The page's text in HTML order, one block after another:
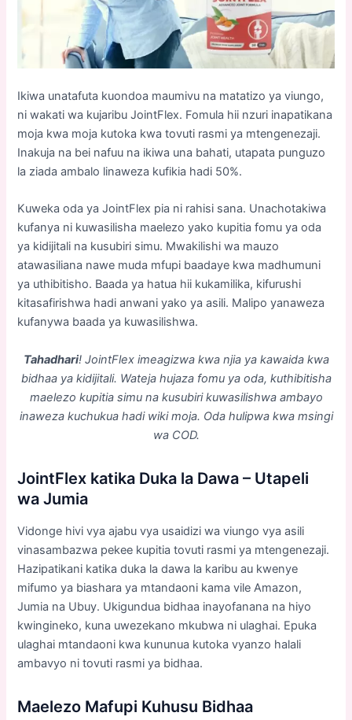
Ikiwa unatafuta kuondoa maumivu na matatizo ya viungo,
ni wakati wa kujaribu JointFlex. Fomula hii nzuri inapatikana
moja kwa moja kutoka kwa tovuti rasmi ya mtengenezaji.
Inakuja na bei nafuu na ikiwa una bahati, utapata punguzo
la ziada ambalo linaweza kufikia hadi 50%.
Kuweka oda ya JointFlex pia ni rahisi sana. Unachotakiwa
kufanya ni kuwasilisha maelezo yako kupitia fomu ya oda
ya kidijitali na kusubiri simu. Mwakilishi wa mauzo
atawasiliana nawe muda mfupi baadaye kwa madhumuni
ya uthibitisho. Baada ya hatua hii kukamilika, kifurushi
kitasafirishwa hadi anwani yako ya asili. Malipo yanaweza
kufanywa baada ya kuwasilishwa.
Tahadhari! JointFlex imeagizwa kwa njia ya kawaida kwa
bidhaa ya kidijitali. Wateja hujaza fomu ya oda, kuthibitisha
maelezo kupitia simu na kusubiri kuwasilishwa ambayo
inaweza kuchukua hadi wiki moja. Oda hulipwa kwa msingi
wa COD.
JointFlex katika Duka la Dawa – Utapeli
wa Jumia
Vidonge hivi vya ajabu vya usaidizi wa viungo vya asili
vinasambazwa pekee kupitia tovuti rasmi ya mtengenezaji.
Hazipatikani katika duka la dawa la karibu au kwenye
mifumo ya biashara ya mtandaoni kama vile Amazon,
Jumia na Ubuy. Ukigundua bidhaa inayofanana na hiyo
kwingineko, kuna uwezekano mkubwa ni ulaghai. Epuka
ulaghai mtandaoni kwa kununua kutoka vyanzo halali
ambavyo ni tovuti rasmi ya bidhaa.
Maelezo Mafupi Kuhusu Bidhaa